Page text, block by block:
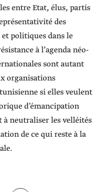
entre Etat, élus, partis
des
politiques dans le
à l’agenda néo-
sont autant
organisations
si elles veulent
d’émancipation
neutraliser les velléités
de ce qui reste à la